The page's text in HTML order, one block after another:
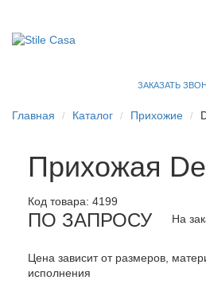
ЗАКАЗАТЬ
Главная Каталог Прихожие
Прихожая
Код товара: 4199
ПО ЗАПРОСУ На
Цена зависит от размеров,
исполнения